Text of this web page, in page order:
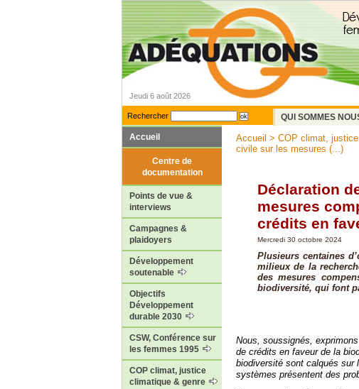
Jeudi 6 août 2026
Rechercher QUI SOMMES
Accueil
Centre de
documentation
Points de vue &
interviews
Campagnes &
plaidoyers
Développement
soutenable
Objectifs
Développement
durable 2030
CSW, Conférence sur
les femmes 1995
COP climat, justice
climatique & genre
Accueil > COP climat,
civile sur les mesures (...)
Déclaration
mesures
crédits en
Mercredi 30 octobre 2024
Plusieurs centaines
milieux de la
des mesures
biodiversité, qui font
Nous, soussignés,
de crédits en faveur de la
biodiversité sont calqués sur
systèmes présentent des